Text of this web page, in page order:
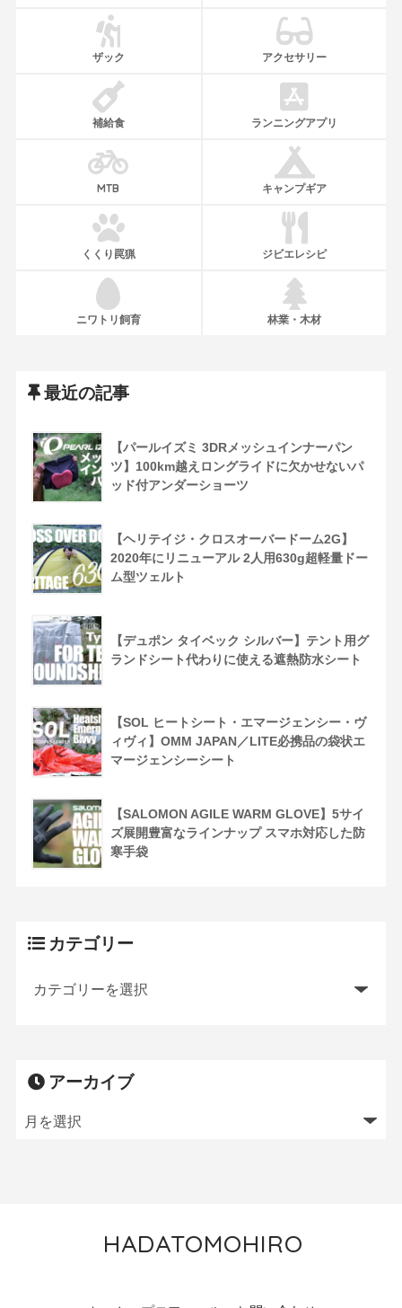
ザック アクセサリー
補給食 ランニングアプリ
MTB キャンプギア
くくり罠猟 ジビエレシピ
ニワトリ飼育 林業・木材
最近の記事
【パールイズミ 3DRメッシュインナーパン
ツ】100km越えロングライドに欠かせないパ
ッド付アンダーショーツ
【ヘリテイジ・クロスオーバードーム2G】
2020年にリニューアル 2人用630g超軽量ドー
ム型ツェルト
【デュポン タイベック シルバー】テント用グ
ランドシート代わりに使える遮熱防水シート
【SOL ヒートシート・エマージェンシー・ヴ
ィヴィ】OMM JAPAN／LITE必携品の袋状エ
マージェンシーシート
【SALOMON AGILE WARM GLOVE】5サイ
ズ展開豊富なラインナップ スマホ対応した防
寒手袋
カテゴリー
アーカイブ
HADATOMOHIRO